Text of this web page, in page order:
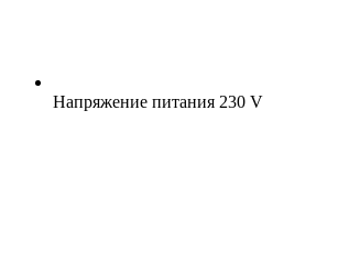
Напряжение питания 230 V